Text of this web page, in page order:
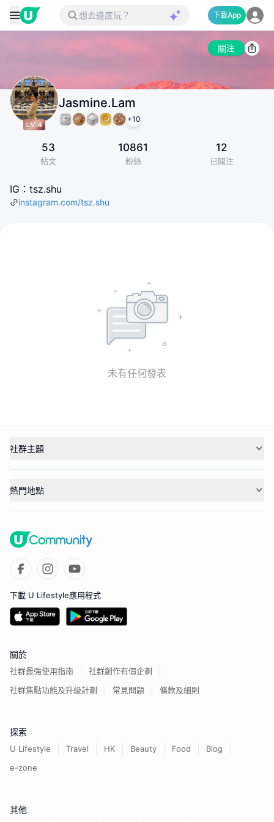
下載App
關注
Jasmine.Lam
+10
53
帖文
10861
粉絲
12
已關注
IG：tsz.shu
instagram.com/tsz.shu
未有任何發表
社群主題
熱門地點
下載 U Lifestyle應用程式
關於
社群最強使用指南
社群創作有價企劃
社群焦點功能及升級計劃
常見問題 條款及細則
探索
U Lifestyle Travel HK Beauty Food
Blog
e-zone
其他